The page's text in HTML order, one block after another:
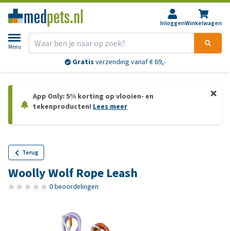
InloggenWinkelwagen
Menu
Gratis verzending vanaf € 69,-
App Only: 5% korting op vlooien- en
tekenproducten! Lees meer
Terug
Woolly Wolf Rope Leash
0 beoordelingen